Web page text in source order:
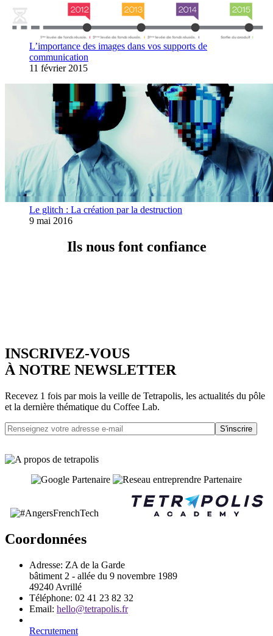
L’importance des images dans vos supports de
communication
11 février 2015
Le glitch : La création par la destruction
9 mai 2016
Ils nous font confiance
INSCRIVEZ-VOUS
À NOTRE NEWSLETTER
Recevez 1 fois par mois la veille de Tetrapolis, les actualités du pôle
et la dernière thématique du Coffee Lab.
S'inscrire
Coordonnées
Adresse: ZA de la Garde
bâtiment 2 - allée du 9 novembre 1989
49240 Avrillé
Téléphone: 02 41 23 82 32
Email: hello@tetrapolis.fr
Recrutement